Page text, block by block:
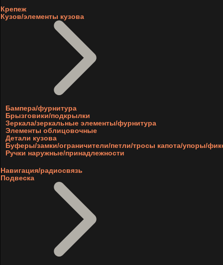
Крепеж
Кузов/элементы кузова
Бампера/фурнитура
Брызговики/подкрылки
Зеркала/зеркальные элементы/фурнитура
Элементы облицовочные
Детали кузова
Буферы/замки/ограничители/петли/тросы капота/упоры/
Ручки наружные/принадлежности
Навигация/радиосвязь
Подвеска